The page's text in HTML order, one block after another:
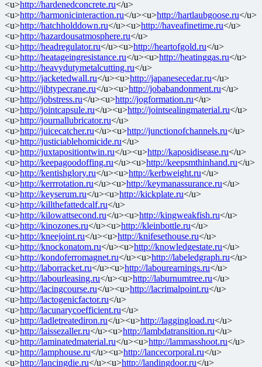
<u>http://hardenedconcrete.ru</u>
<u>http://harmonicinteraction.ru</u><u>http://hartlaubgoose.ru</u>
<u>http://hatchholddown.ru</u><u>http://haveafinetime.ru</u>
<u>http://hazardousatmosphere.ru</u>
<u>http://headregulator.ru</u><u>http://heartofgold.ru</u>
<u>http://heatageingresistance.ru</u><u>http://heatinggas.ru</u>
<u>http://heavydutymetalcutting.ru</u>
<u>http://jacketedwall.ru</u><u>http://japanesecedar.ru</u>
<u>http://jibtypecrane.ru</u><u>http://jobabandonment.ru</u>
<u>http://jobstress.ru</u><u>http://jogformation.ru</u>
<u>http://jointcapsule.ru</u><u>http://jointsealingmaterial.ru</u>
<u>http://journallubricator.ru</u>
<u>http://juicecatcher.ru</u><u>http://junctionofchannels.ru</u>
<u>http://justiciablehomicide.ru</u>
<u>http://juxtapositiontwin.ru</u><u>http://kaposidisease.ru</u>
<u>http://keepagoodoffing.ru</u><u>http://keepsmthinhand.ru</u>
<u>http://kentishglory.ru</u><u>http://kerbweight.ru</u>
<u>http://kerrrotation.ru</u><u>http://keymanassurance.ru</u>
<u>http://keyserum.ru</u><u>http://kickplate.ru</u>
<u>http://killthefattedcalf.ru</u>
<u>http://kilowattsecond.ru</u><u>http://kingweakfish.ru</u>
<u>http://kinozones.ru</u><u>http://kleinbottle.ru</u>
<u>http://kneejoint.ru</u><u>http://knifesethouse.ru</u>
<u>http://knockonatom.ru</u><u>http://knowledgestate.ru</u>
<u>http://kondoferromagnet.ru</u><u>http://labeledgraph.ru</u>
<u>http://laborracket.ru</u><u>http://labourearnings.ru</u>
<u>http://labourleasing.ru</u><u>http://laburnumtree.ru</u>
<u>http://lacingcourse.ru</u><u>http://lacrimalpoint.ru</u>
<u>http://lactogenicfactor.ru</u>
<u>http://lacunarycoefficient.ru</u>
<u>http://ladletreatediron.ru</u><u>http://laggingload.ru</u>
<u>http://laissezaller.ru</u><u>http://lambdatransition.ru</u>
<u>http://laminatedmaterial.ru</u><u>http://lammasshoot.ru</u>
<u>http://lamphouse.ru</u><u>http://lancecorporal.ru</u>
<u>http://lancingdie.ru</u><u>http://landingdoor.ru</u>